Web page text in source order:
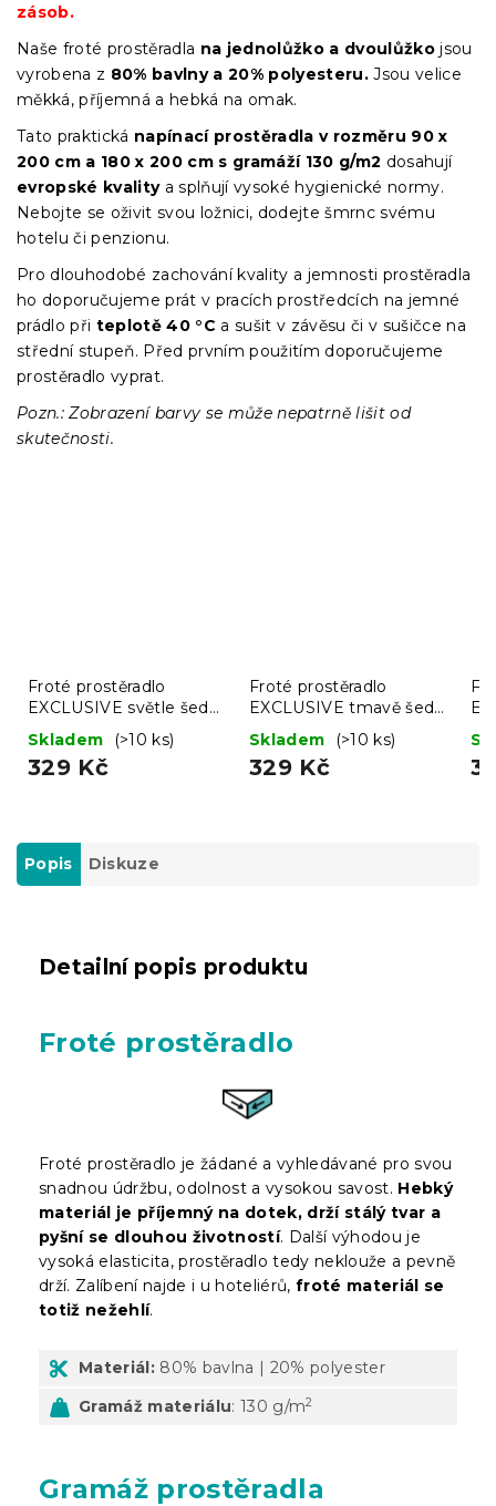
zásob.
Naše froté prostěradla na jednolůžko a dvoulůžkojsou
vyrobena z 80% bavlny a 20% polyesteru. Jsou velice
měkká, příjemná a hebká na omak.
Tato praktická napínací prostěradla v rozměru 90 x
200 cm a 180 x 200 cm s gramáží 130 g/m2 dosahují
evropské kvalitya splňují vysoké hygienické normy.
Nebojte se oživit svou ložnici, dodejte šmrnc svému
hotelu či penzionu.
Pro dlouhodobé zachování kvality a jemnosti prostěradla
ho doporučujeme prát v pracích prostředcích na jemné
prádlo při teplotě 40 °C a sušit v závěsu či v sušičce na
střední stupeň. Před prvním použitím doporučujeme
prostěradlo vyprat.
Pozn.: Zobrazení barvy se může nepatrně lišit od
skutečnosti.
Froté prostěradlo
EXCLUSIVE světle šedé
180 x 200 cm
Skladem (>10 ks)
329 Kč
Froté prostěradlo
EXCLUSIVE tmavě šedé
180 x 200 cm
Skladem (>10 ks)
329 Kč
Popis Diskuze
Detailní popis produktu
Froté prostěradlo
Froté prostěradlo je žádané a vyhledávané pro svou
snadnou údržbu, odolnost a vysokou savost. Hebký
materiál je příjemný na dotek, drží stálý tvar a
pyšní se dlouhou životností. Další výhodou je
vysoká elasticita, prostěradlo tedy neklouže a pevně
drží. Zalíbení najde i u hoteliérů, froté materiál se
totiž nežehlí.
Materiál: 80% bavlna | 20% polyester
Gramáž materiálu: 130 g/m2
Gramáž prostěradla